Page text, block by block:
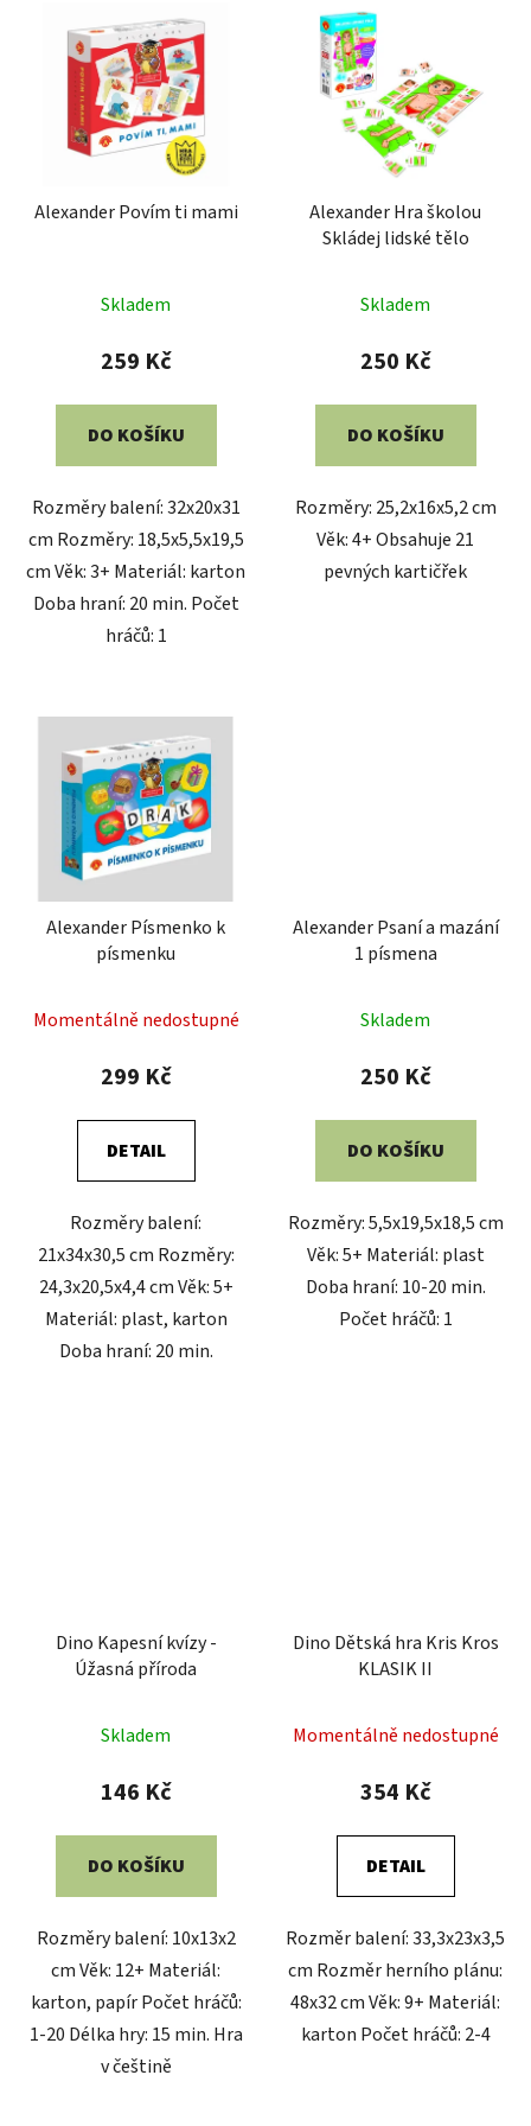
Alexander Povím ti mami
Skladem
259 Kč
DO KOŠÍKU
Rozměry balení: 32x20x31
cm Rozměry: 18,5x5,5x19,5
cm Věk: 3+ Materiál: karton
Doba hraní: 20 min. Počet
hráčů: 1
Alexander Hra školou
Skládej lidské tělo
hodnocení
produktu
4,0
z
hvězdiček.
Skladem
250 Kč
DO KOŠÍKU
Rozměry: 25,2x16x5,2 cm
Věk: 4+ Obsahuje 21
pevných kartičřek
Alexander Písmenko k
písmenku
Momentálně nedostupné
299 Kč
DETAIL
Rozměry balení:
21x34x30,5 cm Rozměry:
24,3x20,5x4,4 cm Věk: 5+
Materiál: plast, karton
Doba hraní: 20 min.
Alexander Psaní a mazání
1 písmena
Skladem
250 Kč
DO KOŠÍKU
Rozměry: 5,5x19,5x18,5 cm
Věk: 5+ Materiál: plast
Doba hraní: 10-20 min.
Počet hráčů: 1
Dino Kapesní kvízy -
Úžasná příroda
Skladem
146 Kč
DO KOŠÍKU
Rozměry balení: 10x13x2
cm Věk: 12+ Materiál:
karton, papír Počet hráčů:
1-20 Délka hry: 15 min. Hra
v češtině
Dino Dětská hra Kris Kros
KLASIK II
Momentálně nedostupné
354 Kč
DETAIL
Rozměr balení: 33,3x23x3,5
cm Rozměr herního plánu:
48x32 cm Věk: 9+ Materiál:
karton Počet hráčů: 2-4